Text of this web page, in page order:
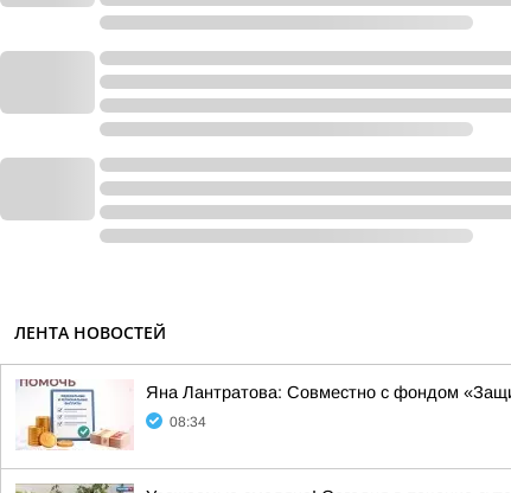
ЛЕНТА НОВОСТЕЙ
Яна Лантратова: Совместно с фондом
08:34